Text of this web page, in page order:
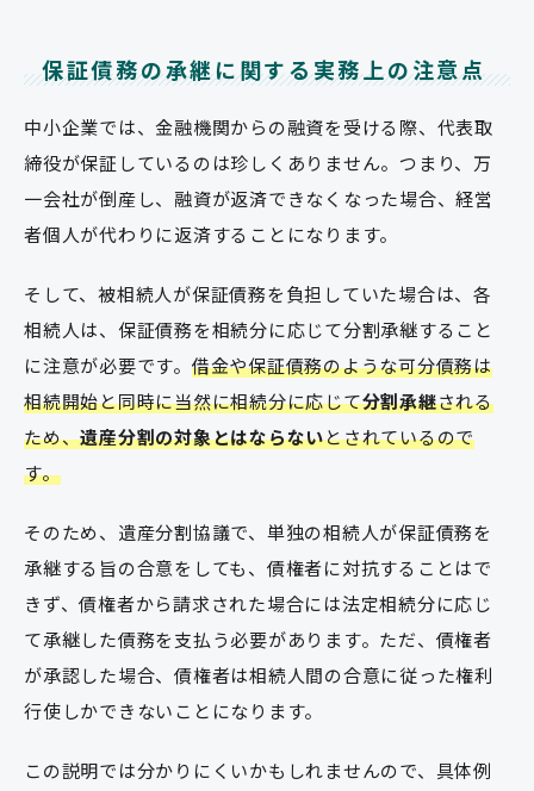
保証債務の承継に関する実務上の注意点
中小企業では、金融機関からの融資を受ける際、代表取
締役が保証しているのは珍しくありません。つまり、万
一会社が倒産し、融資が返済できなくなった場合、経営
者個人が代わりに返済することになります。
そして、被相続人が保証債務を負担していた場合は、各
相続人は、保証債務を相続分に応じて分割承継すること
に注意が必要です。 借金や保証債務のような可分債務は
相続開始と同時に当然に相続分に応じて分割承継される
ため、遺産分割の対象とはならないとされているので
す。
そのため、遺産分割協議で、単独の相続人が保証債務を
承継する旨の合意をしても、債権者に対抗することはで
きず、債権者から請求された場合には法定相続分に応じ
て承継した債務を支払う必要があります。ただ、債権者
が承認した場合、債権者は相続人間の合意に従った権利
行使しかできないことになります。
この説明では分かりにくいかもしれませんので、具体例